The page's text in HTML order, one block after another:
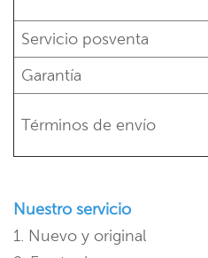
Servicio posventa
Garantía
Términos de envío
Nuestro servicio
1. Nuevo y original